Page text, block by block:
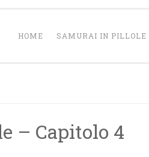
HOME SAMURAI IN PILLOLE
– Capitolo 4